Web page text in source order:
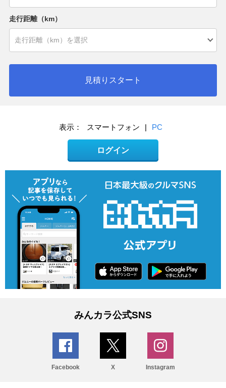
走行距離（km）
見積りスタート
表示： スマートフォン | PC
ログイン
みんカラ公式SNS
Facebook X Instagram